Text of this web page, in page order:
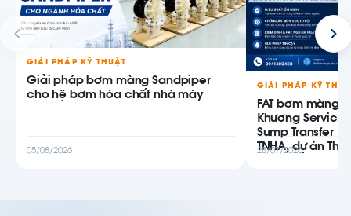
GIẢI PHÁP KỸ THUẬT
Giải pháp bơm màng Sandpiper
cho hệ bơm hóa chất nhà máy
05/08/2026
GIẢI PHÁP KỸ
FAT bơm màng
Khương
Sump Transfer
TNHA, dự án
28/07/2026